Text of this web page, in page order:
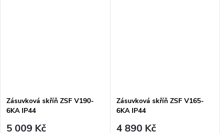
Zásuvková skříň ZSF V190-
6KA IP44
5 009 Kč
Zásuvková skříň ZSF V165-
6KA IP44
4 890 Kč